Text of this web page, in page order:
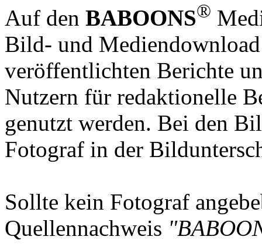
Auf den BABOONS®
Bild- und
veröffentlichten Berichte
Nutzern für redaktionelle
genutzt werden. Bei den
Fotograf in der
Sollte kein Fotograf
Quellennachweis